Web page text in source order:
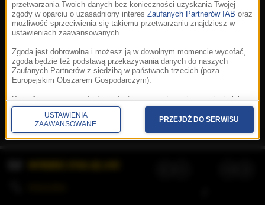
Korzystanie z portalu oznacza akceptację
Prywatność.Aplikacje.© 2026 Radio Muzyka
Fakty Grupa RMF sp. z o.o. sp. k.
przetwarzania Twoich danych bez konieczności uzyskania Twojej
zgody w oparciu o uzasadniony interes Zaufanych Partnerów IAB oraz
możliwość sprzeciwienia się takiemu przetwarzaniu znajdziesz w
ustawieniach zaawansowanych.
Zgoda jest dobrowolna i możesz ją w dowolnym momencie wycofać,
zgoda będzie też podstawą przekazywania danych do naszych
Zaufanych Partnerów z siedzibą w państwach trzecich (poza
Europejskim Obszarem Gospodarczym).
Ponadto masz prawo żądania dostępu, sprostowania, usunięcia lub
ograniczenia przetwarzania danych, a także złożenia skargi do
Prezesa Urzędu Ochrony Danych Osobowych. W polityce prywatności
znajdziesz informacje jak wykonać swoje prawa. Szczegółowe
informacje na temat przetwarzania Twoich danych znajdują się w
USTAWIENIA
ZAAWANSOWANE
PRZEJDŹ DO SERWISU